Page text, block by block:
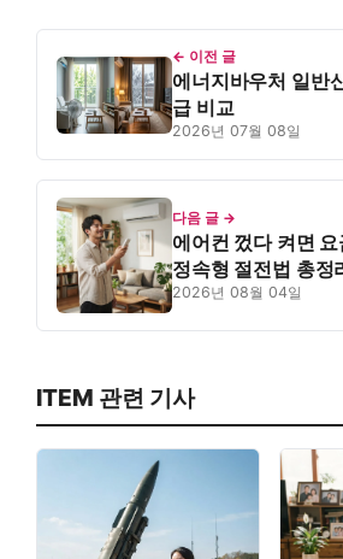
← 이전 글
에너지바우처 일반
급 비교
2026년 07월 08일
다음 글 →
에어컨 껐다 켜면
정속형 절전법 총
준)
2026년 08월 04일
ITEM 관련 기사